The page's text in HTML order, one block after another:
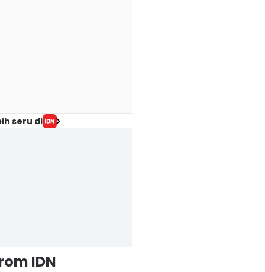
seru di
IDN